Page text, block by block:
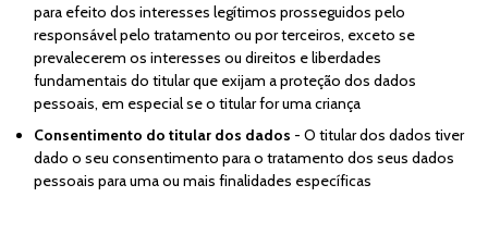
para efeito dos interesses legítimos prosseguidos pelo
responsável pelo tratamento ou por terceiros, exceto se
prevalecerem os interesses ou direitos e liberdades
fundamentais do titular que exijam a proteção dos dados
pessoais, em especial se o titular for uma criança
Consentimento do titular dos dados - O titular dos dados tiver
dado o seu consentimento para o tratamento dos seus dados
pessoais para uma ou mais finalidades específicas